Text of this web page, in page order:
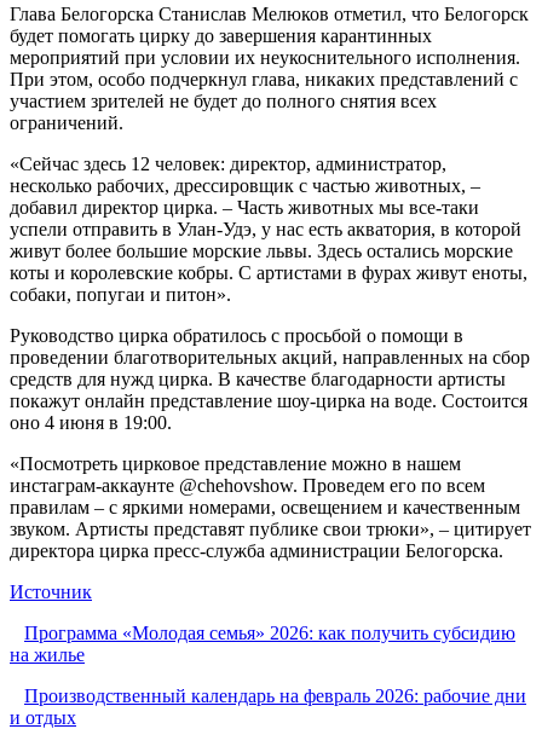
Глава Белогорска Станислав Мелюков отметил, что Белогорск
будет помогать цирку до завершения карантинных
мероприятий при условии их неукоснительного исполнения.
При этом, особо подчеркнул глава, никаких представлений с
участием зрителей не будет до полного снятия всех
ограничений.
«Сейчас здесь 12 человек: директор, администратор,
несколько рабочих, дрессировщик с частью животных, –
добавил директор цирка. – Часть животных мы все-таки
успели отправить в Улан-Удэ, у нас есть акватория, в которой
живут более большие морские львы. Здесь остались морские
коты и королевские кобры. С артистами в фурах живут еноты,
собаки, попугаи и питон».
Руководство цирка обратилось с просьбой о помощи в
проведении благотворительных акций, направленных на сбор
средств для нужд цирка. В качестве благодарности артисты
покажут онлайн представление шоу-цирка на воде. Состоится
оно 4 июня в 19:00.
«Посмотреть цирковое представление можно в нашем
инстаграм-аккаунте @chehovshow. Проведем его по всем
правилам – с яркими номерами, освещением и качественным
звуком. Артисты представят публике свои трюки», – цитирует
директора цирка пресс-служба администрации Белогорска.
Источник
Программа «Молодая семья» 2026: как получить субсидию
на жилье
Производственный календарь на февраль 2026: рабочие дни
и отдых